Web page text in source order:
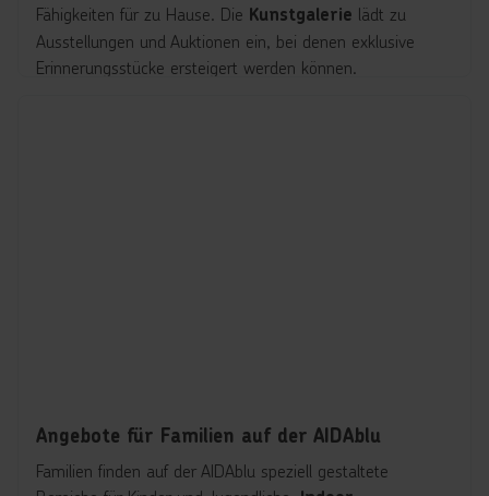
Fähigkeiten für zu Hause. Die Kunstgalerie lädt zu
Ausstellungen und Auktionen ein, bei denen exklusive
Erinnerungsstücke ersteigert werden können.
Angebote für Familien auf der AIDAblu
Familien finden auf der AIDAblu speziell gestaltete